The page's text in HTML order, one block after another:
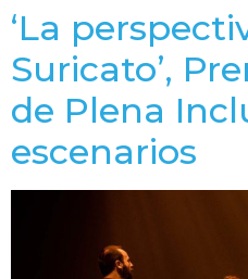
‘La
Suricato’,
de Plena
escenarios